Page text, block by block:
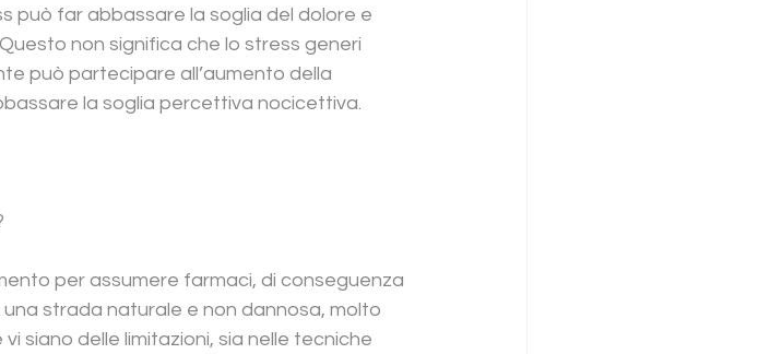
può far abbassare la soglia del dolore e
non significa che lo stress generi
può partecipare all’aumento della
la soglia percettiva nocicettiva.
per assumere farmaci, di conseguenza
strada naturale e non dannosa, molto
siano delle limitazioni, sia nelle tecniche